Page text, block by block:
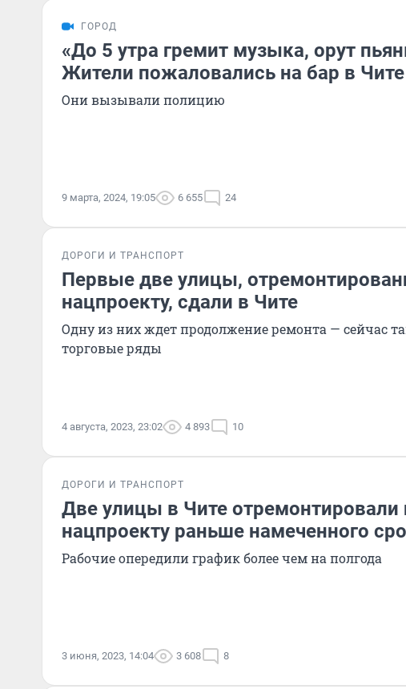
ГОРОД
«До 5 утра гремит музыка, орут
Жители пожаловались на бар в Чите
Они вызывали полицию
9 марта, 2024, 19:05 6 655 24
ДОРОГИ И ТРАНСПОРТ
Первые две улицы,
нацпроекту, сдали в Чите
Одну из них ждет продолжение ремонта — сейчас
торговые ряды
4 августа, 2023, 23:02 4 893 10
ДОРОГИ И ТРАНСПОРТ
Две улицы в Чите отремонтировали
нацпроекту раньше намеченного
Рабочие опередили график более чем на полгода
3 июня, 2023, 14:04 3 608 8